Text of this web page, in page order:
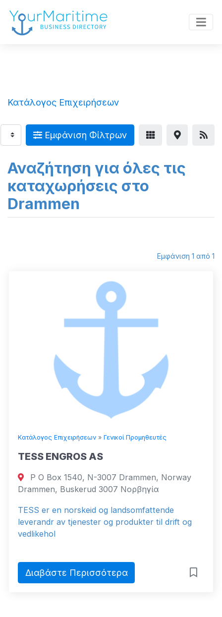
Κατάλογος Επιχειρήσεων
Εμφάνιση Φίλτρων
Αναζήτηση για όλες τις
καταχωρήσεις στο
Drammen
Εμφάνιση 1 από 1
Κατάλογος Επιχειρήσεων » Γενικοί Προμηθευτές
TESS ENGROS AS
P O Box 1540, N-3007 Drammen, Norway
Drammen, Buskerud 3007 Νορβηγία
TESS er en norskeid og landsomfattende
leverandr av tjenester og produkter til drift og
vedlikehol
Διαβάστε Περισσότερα